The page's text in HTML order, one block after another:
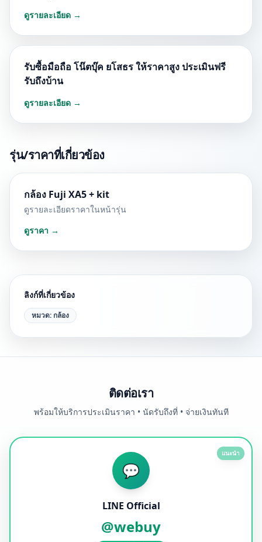
ดูรายละเอียด →
รับซื้อมือถือ โน๊ตบุ๊ค ยโสธร ให้ราคาสูง ประเมินฟรี
รับถึงบ้าน
ดูรายละเอียด →
รุ่น/ราคาที่เกี่ยวข้อง
กล้อง Fuji XA5 + kit
ดูรายละเอียดราคาในหน้ารุ่น
ดูราคา →
ลิงก์ที่เกี่ยวข้อง
หมวด:กล้อง
ติดต่อเรา
พร้อมให้บริการประเมินราคา • นัดรับถึงที่ • จ่ายเงินทันที
แนะนำ
💬
LINE Official
@webuy